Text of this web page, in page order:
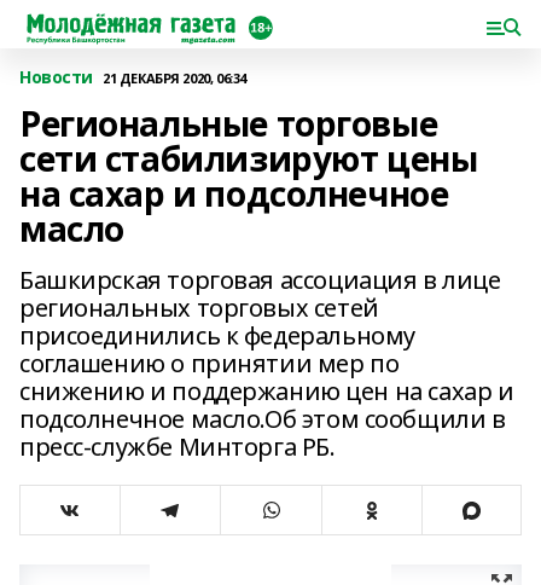
Новости 21 ДЕКАБРЯ 2020, 06:34
Региональные торговые
сети стабилизируют цены
на сахар и подсолнечное
масло
Башкирская торговая ассоциация в лице
региональных торговых сетей
присоединились к федеральному
соглашению о принятии мер по
снижению и поддержанию цен на сахар и
подсолнечное масло.Об этом сообщили в
пресс-службе Минторга РБ.